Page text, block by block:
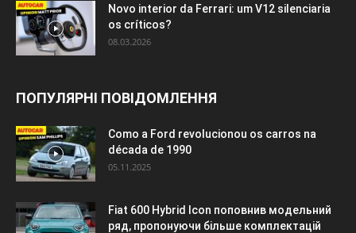
Novo interior da Ferrari: um V12 silenciaria
os críticos?
08.03.2026
ПОПУЛЯРНІ ПОВІДОМЛЕННЯ
Como a Ford revolucionou os carros na
década de 1990
05.11.2025
Fiat 600 Hybrid Icon поповнив модельний
ряд, пропонуючи більше комплектацій